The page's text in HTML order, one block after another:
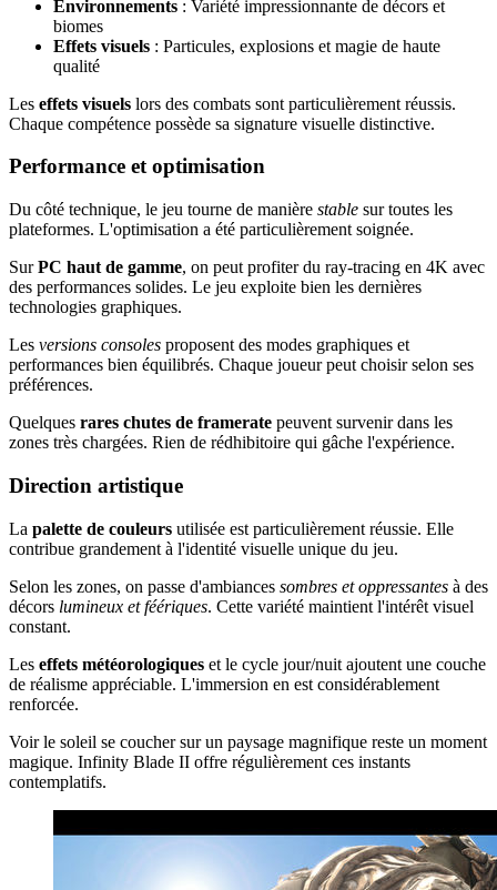
Environnements : Variété impressionnante de décors et
biomes
Effets visuels : Particules, explosions et magie de haute
qualité
Les effets visuels lors des combats sont particulièrement réussis.
Chaque compétence possède sa signature visuelle distinctive.
Performance et optimisation
Du côté technique, le jeu tourne de manière stable sur toutes les
plateformes. L'optimisation a été particulièrement soignée.
SurPC haut de gamme, on peut profiter du ray-tracing en 4K avec
des performances solides. Le jeu exploite bien les dernières
technologies graphiques.
Les versions consoles proposent des modes graphiques et
performances bien équilibrés. Chaque joueur peut choisir selon ses
préférences.
Quelques rares chutes de framerate peuvent survenir dans les
zones très chargées. Rien de rédhibitoire qui gâche l'expérience.
Direction artistique
La palette de couleurs utilisée est particulièrement réussie. Elle
contribue grandement à l'identité visuelle unique du jeu.
Selon les zones, on passe d'ambiances sombres et oppressantes à des
décors lumineux et féériques. Cette variété maintient l'intérêt visuel
constant.
Les effets météorologiques et le cycle jour/nuit ajoutent une couche
de réalisme appréciable. L'immersion en est considérablement
renforcée.
Voir le soleil se coucher sur un paysage magnifique reste un moment
magique. Infinity Blade II offre régulièrement ces instants
contemplatifs.